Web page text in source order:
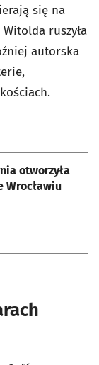
się na
ruszyła
autorska
otworzyła
Wrocławiu